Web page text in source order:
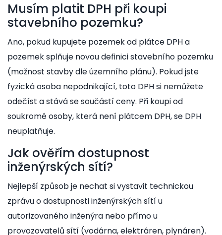
Musím platit DPH při koupi
stavebního pozemku?
Ano, pokud kupujete pozemek od plátce DPH a
pozemek splňuje novou definici stavebního pozemku
(možnost stavby dle územního plánu). Pokud jste
fyzická osoba nepodnikající, toto DPH si nemůžete
odečíst a stává se součástí ceny. Při koupi od
soukromé osoby, která není plátcem DPH, se DPH
neuplatňuje.
Jak ověřím dostupnost
inženýrských sítí?
Nejlepší způsob je nechat si vystavit technickou
zprávu o dostupnosti inženýrských sítí u
autorizovaného inženýra nebo přímo u
provozovatelů sítí (vodárna, elektráren, plynáren).